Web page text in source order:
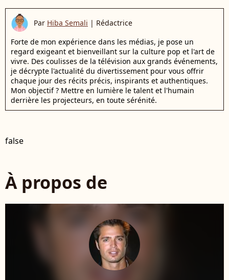
Par Hiba Semali | Rédactrice
Forte de mon expérience dans les médias, je pose un
regard exigeant et bienveillant sur la culture pop et l'art de
vivre. Des coulisses de la télévision aux grands événements,
je décrypte l'actualité du divertissement pour vous offrir
chaque jour des récits précis, inspirants et authentiques.
Mon objectif ? Mettre en lumière le talent et l'humain
derrière les projecteurs, en toute sérénité.
false
À propos de